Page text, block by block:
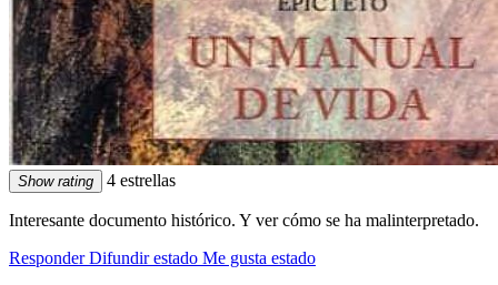
Show rating 4 estrellas
Interesante documento histórico. Y ver cómo se ha malinterpretado.
Responder Difundir estado Me gusta estado